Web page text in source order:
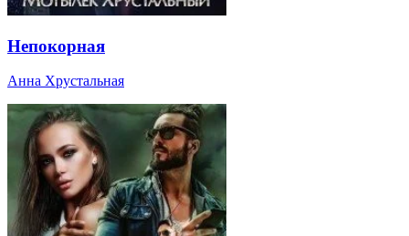
Непокорная
Анна Хрустальная